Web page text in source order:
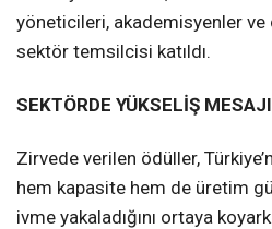
yöneticileri, akademisyenler ve
sektör temsilcisi katıldı.
SEKTÖRDE YÜKSELİŞ MESAJI
Zirvede verilen ödüller,
hem kapasite hem de üretim
ivme yakaladığını ortaya